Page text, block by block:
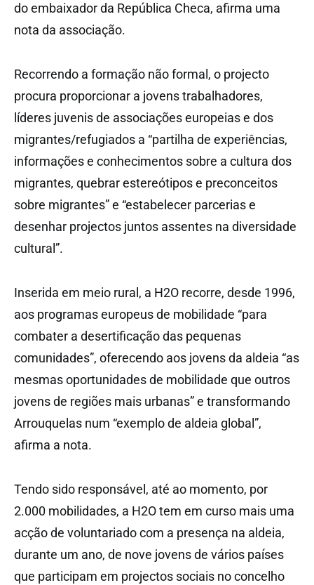
do embaixador da República Checa, afirma uma
nota da associação.
Recorrendo a formação não formal, o projecto
procura proporcionar a jovens trabalhadores,
líderes juvenis de associações europeias e dos
migrantes/refugiados a “partilha de experiências,
informações e conhecimentos sobre a cultura dos
migrantes, quebrar estereótipos e preconceitos
sobre migrantes” e “estabelecer parcerias e
desenhar projectos juntos assentes na diversidade
cultural”.
Inserida em meio rural, a H2O recorre, desde 1996,
aos programas europeus de mobilidade “para
combater a desertificação das pequenas
comunidades”, oferecendo aos jovens da aldeia “as
mesmas oportunidades de mobilidade que outros
jovens de regiões mais urbanas” e transformando
Arrouquelas num “exemplo de aldeia global”,
afirma a nota.
Tendo sido responsável, até ao momento, por
2.000 mobilidades, a H2O tem em curso mais uma
acção de voluntariado com a presença na aldeia,
durante um ano, de nove jovens de vários países
que participam em projectos sociais no concelho